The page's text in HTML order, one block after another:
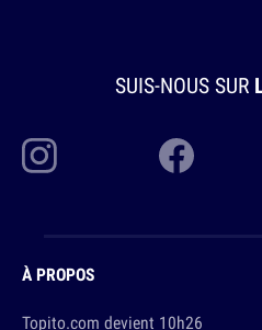
SUIS-NOUS SUR
À PROPOS
Topito.com devient 10h26